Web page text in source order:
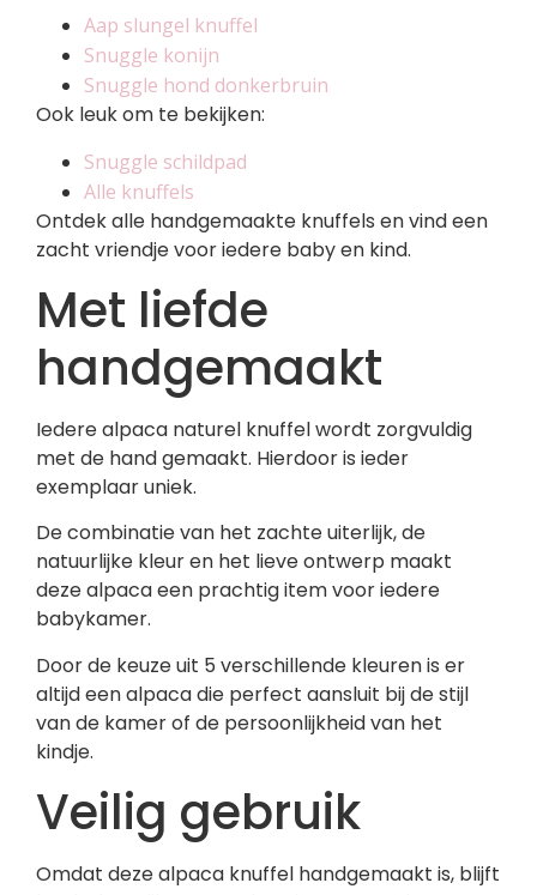
Aap slungel knuffel
Snuggle konijn
Snuggle hond donkerbruin
Ook leuk om te bekijken:
Snuggle schildpad
Alle knuffels
Ontdek alle handgemaakte knuffels en vind een
zacht vriendje voor iedere baby en kind.
Met liefde
handgemaakt
Iedere alpaca naturel knuffel wordt zorgvuldig
met de hand gemaakt. Hierdoor is ieder
exemplaar uniek.
De combinatie van het zachte uiterlijk, de
natuurlijke kleur en het lieve ontwerp maakt
deze alpaca een prachtig item voor iedere
babykamer.
Door de keuze uit 5 verschillende kleuren is er
altijd een alpaca die perfect aansluit bij de stijl
van de kamer of de persoonlijkheid van het
kindje.
Veilig gebruik
Omdat deze alpaca knuffel handgemaakt is, blijft